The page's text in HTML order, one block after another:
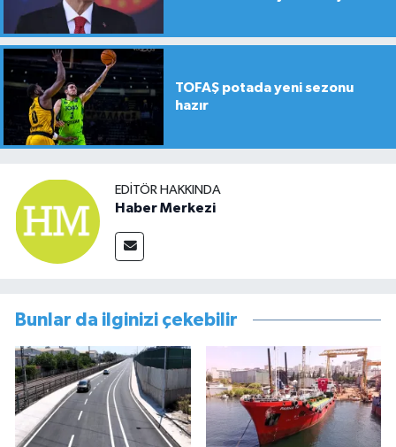
TOFAŞ potada yeni sezonu
hazır
EDITÖR HAKKINDA
Haber Merkezi
Bunlar da ilginizi çekebilir